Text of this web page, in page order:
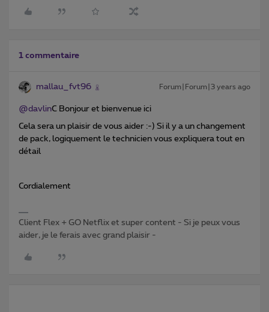
1 commentaire
mallau_fvt96 Forum|Forum|3 years ago
@davlinC Bonjour et bienvenue ici
Cela sera un plaisir de vous aider :-) Si il y a un changement
de pack, logiquement le technicien vous expliquera tout en
détail
Cordialement
Client Flex + GO Netflix et super content - Si je peux vous
aider, je le ferais avec grand plaisir -